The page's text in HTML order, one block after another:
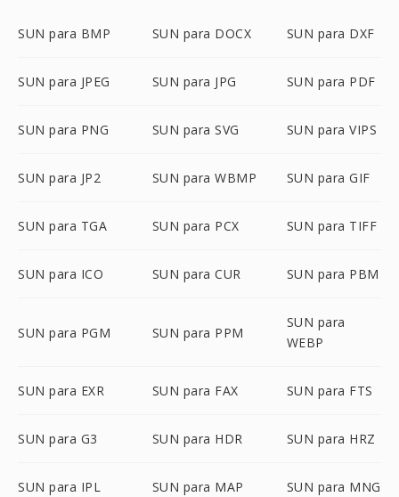
SUN para BMP SUN para DOCX SUN para DXF
SUN para JPEG SUN para JPG SUN para PDF
SUN para PNG SUN para SVG SUN para VIPS
SUN para JP2 SUN para WBMP SUN para GIF
SUN para TGA SUN para PCX SUN para TIFF
SUN para ICO SUN para CUR SUN para PBM
SUN para PGM SUN para PPM
SUN para
WEBP
SUN para EXR SUN para FAX SUN para FTS
SUN para G3 SUN para HDR SUN para HRZ
SUN para IPL SUN para MAP SUN para MNG